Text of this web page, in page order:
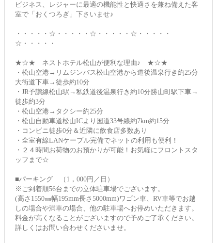
ビジネス、レジャーに最適の機能性と快適さを兼ね備えた客
室で「おくつろぎ」下さいませ♪
・・・・・☆・・・・・☆・・・・・☆・・・・・
☆・・・・・
★☆★ ネストホテル松山が便利な理由♪ ★☆★
・松山空港→リムジンバス松山空港から道後温泉行き約25分
大街道下車→徒歩約10分
・JR予讃線松山駅→私鉄道後温泉行き約10分勝山町駅下車→
徒歩約3分
・松山空港→タクシー約25分
・松山自動車道松山ICより国道33号線約7km約15分
・コンビニ徒歩0分＆近隣に飲食店多数あり
・全室有線LANケーブル完備でネットの利用も便利！
・２４時間お荷物のお預かりが可能！お気軽にフロントスタ
ッフまで☆
■パーキング （1，000円／日）
※ご到着順56台までの立体駐車場でございます。
(高さ1550㎜幅195mm長さ5000mm)ワゴン車、RV車等でお越
しの場合や満車の場合、他の駐車場へお停めいただきます。
料金が高くなることがございますので予めご了承ください。
詳しくはお問い合わせくださいませ。